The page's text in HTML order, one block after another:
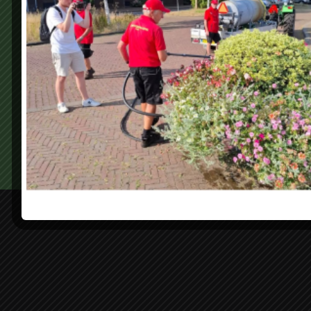
Geef een reactie
Je moetingelogd zijn opom een reactie te plaatsen.